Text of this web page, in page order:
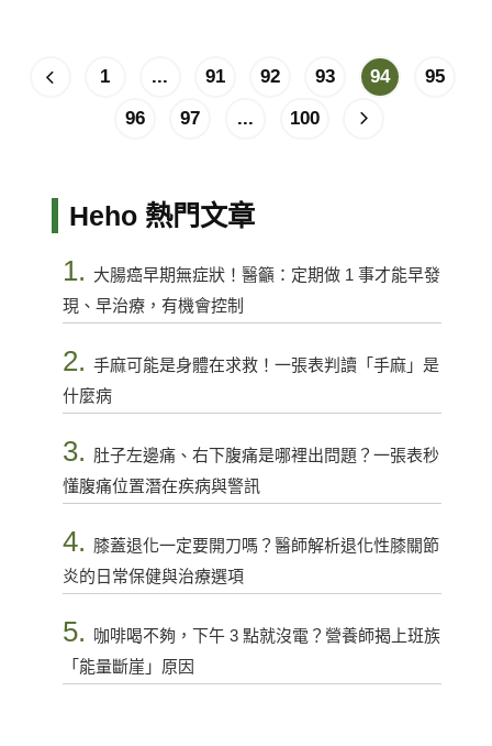
1 ... 91 92 93 94
95
96
97 ... 100
Heho 熱門文章
1. 大腸癌早期無症狀！醫籲：定期做 1 事才能早發
現、早治療，有機會控制
2. 手麻可能是身體在求救！一張表判讀「手麻」是
什麼病
3. 肚子左邊痛、右下腹痛是哪裡出問題？一張表秒
懂腹痛位置潛在疾病與警訊
4. 膝蓋退化一定要開刀嗎？醫師解析退化性膝關節
炎的日常保健與治療選項
5.
咖啡喝不夠，下午 3 點就沒電？營養師揭上班族
「能量斷崖」原因